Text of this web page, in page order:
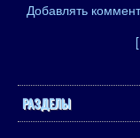
Добавлять
[
РАЗДЕЛЫ